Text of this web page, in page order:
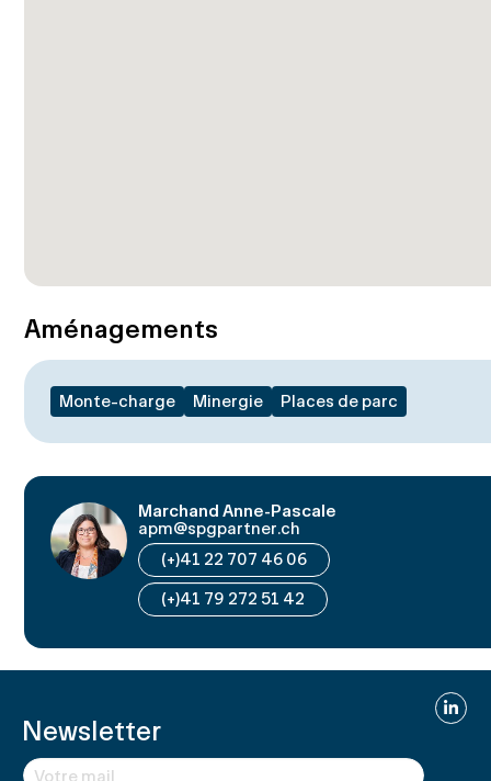
Aménagements
Monte-charge Minergie Places de parc
Marchand Anne-Pascale
apm@spgpartner.ch
(+)41 22 707 46 06
(+)41 79 272 51 42
Newsletter